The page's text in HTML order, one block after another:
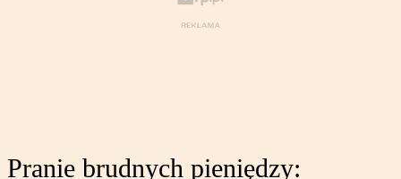
Pranie brudnych pieniędzy: